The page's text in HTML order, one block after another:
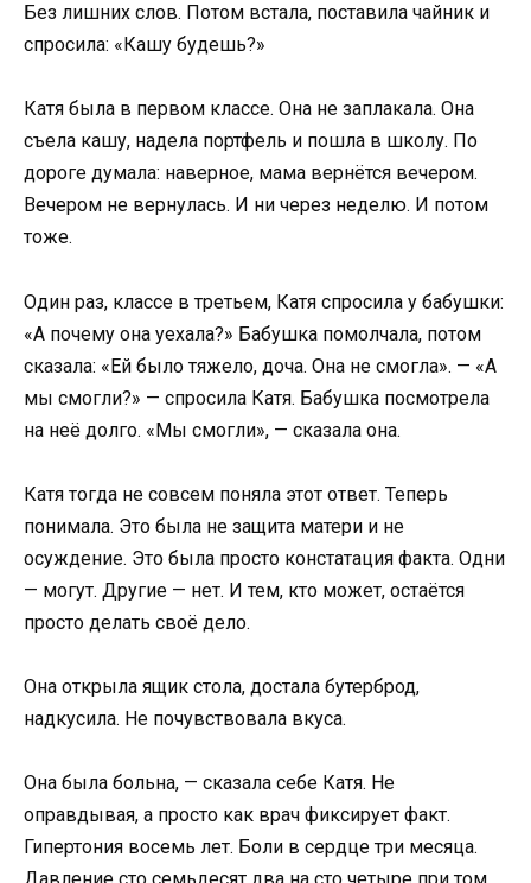
Без лишних слов. Потом встала, поставила чайник и
спросила: «Кашу будешь?»
Катя была в первом классе. Она не заплакала. Она
съела кашу, надела портфель и пошла в школу. По
дороге думала: наверное, мама вернётся вечером.
Вечером не вернулась. И ни через неделю. И потом
тоже.
Один раз, классе в третьем, Катя спросила у бабушки:
«А почему она уехала?» Бабушка помолчала, потом
сказала: «Ей было тяжело, доча. Она не смогла». — «А
мы смогли?» — спросила Катя. Бабушка посмотрела
на неё долго. «Мы смогли», — сказала она.
Катя тогда не совсем поняла этот ответ. Теперь
понимала. Это была не защита матери и не
осуждение. Это была просто констатация факта. Одни
— могут. Другие — нет. И тем, кто может, остаётся
просто делать своё дело.
Она открыла ящик стола, достала бутерброд,
надкусила. Не почувствовала вкуса.
Она была больна, — сказала себе Катя. Не
оправдывая, а просто как врач фиксирует факт.
Гипертония восемь лет. Боли в сердце три месяца.